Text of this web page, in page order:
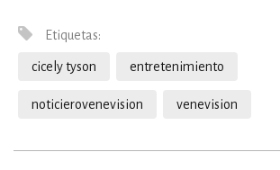
Etiquetas:
cicely tyson entretenimiento
noticierovenevision venevision